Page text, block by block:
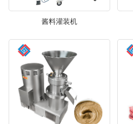
酱料灌装机